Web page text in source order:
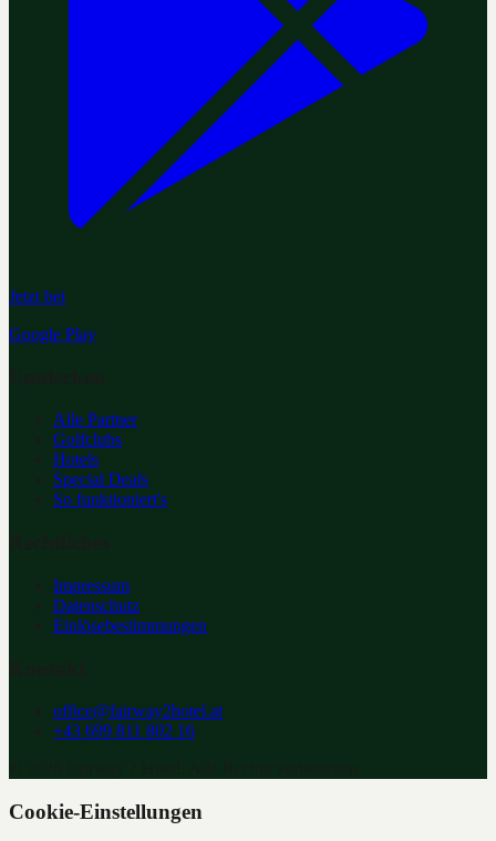
Jetzt bei
Google Play
Alle Partner
Golfclubs
Hotels
Special Deals
So funktioniert's
Impressum
Datenschutz
Einlösebestimmungen
office@fairway2hotel.at
+43 699 811 802 16
Cookie-Einstellungen